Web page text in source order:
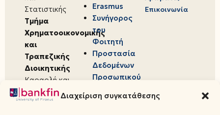
Διαχείριση συγκατάθεσης
Στατιστικής
Τμήμα
Χρηματοοικονομικής
και
Τραπεζικής
Διοικητικής
Καραολή και
Δημητρίου 80,
18534,
Erasmus
Συνήγορος
του
Φοιτητή
Προστασία
Δεδομένων
Προσωπικού
Επικοινωνία